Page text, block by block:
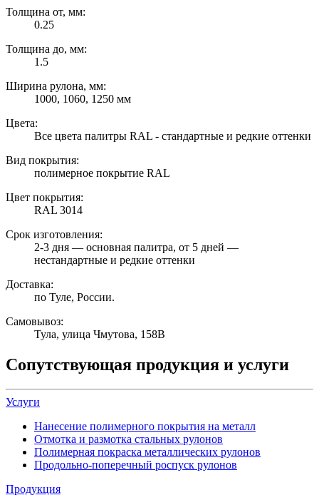
Толщина от, мм:
0.25
Толщина до, мм:
1.5
Ширина рулона, мм:
1000, 1060, 1250 мм
Цвета:
Все цвета палитры RAL - стандартные и редкие оттенки
Вид покрытия:
полимерное покрытие RAL
Цвет покрытия:
RAL 3014
Срок изготовления:
2-3 дня — основная палитра, от 5 дней —
нестандартные и редкие оттенки
Доставка:
по Туле, России.
Самовывоз:
Тула, улица Чмутова, 158В
Сопутствующая продукция и услуги
Услуги
Нанесение полимерного покрытия на металл
Отмотка и размотка стальных рулонов
Полимерная покраска металлических рулонов
Продольно-поперечный роспуск рулонов
Продукция